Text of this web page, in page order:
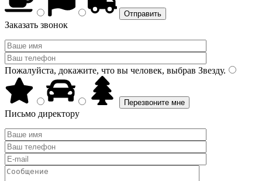
Заказать звонок
Пожалуйста, докажите, что вы человек, выбрав Звезду.
Письмо директору